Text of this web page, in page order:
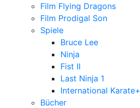
Film Flying Dragons
Film Prodigal Son
Spiele
Bruce Lee
Ninja
Fist II
Last Ninja 1
International Karate+
Bücher